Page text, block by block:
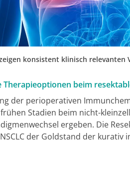
konsistent klinisch relevanten
beim
der perioperativen
Stadien beim nicht-
ergeben. Die
der Goldstand der kurativ
Nutzen der perioperativen